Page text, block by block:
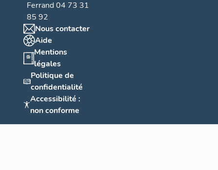
Ferrand 04 73 31
85 92
Nous contacter
Aide
Mentions
légales
Politique de
confidentialité
Accessibilité :
non conforme